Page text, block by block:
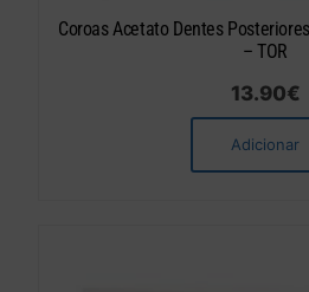
Coroas Acetato Dentes
– TOR
13.90€
Adicionar